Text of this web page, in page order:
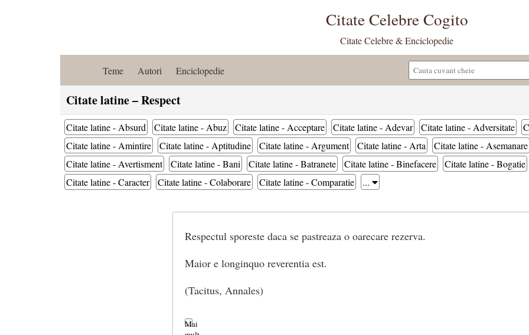
Citate Celebre Cogito
Citate Celebre & Enciclopedie
Teme Autori Enciclopedie
Citate latine – Respect
Citate latine - Absurd Citate latine - Abuz Citate latine - Acceptare Citate latine - Adevar Citate latine - Adversitate
Citate latine - Amintire
Citate latine - Aptitudine Citate latine - Argument Citate latine - Arta
Citate latine - Asemanare
Citate latine - Avertisment
Citate latine - Bani Citate latine - Batranete Citate latine - Binefacere
Citate latine - Bogatie
Citate latine - Caracter
Citate latine - Colaborare Citate latine - Comparatie ...
Respectul sporeste daca se pastreaza o oarecare rezerva.
Maior e longinquo reverentia est.
(Tacitus, Annales)